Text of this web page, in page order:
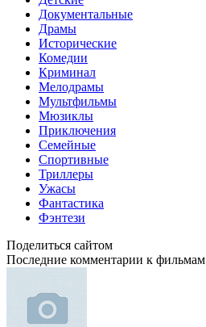
Документальные
Драмы
Исторические
Комедии
Криминал
Мелодрамы
Мультфильмы
Мюзиклы
Приключения
Семейные
Спортивные
Триллеры
Ужасы
Фантастика
Фэнтези
Поделиться сайтом
Последние комментарии к фильмам